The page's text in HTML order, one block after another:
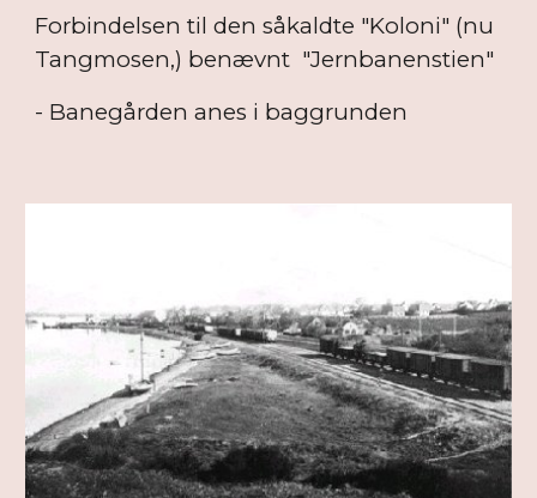
Forbindelsen til den såkaldte "Koloni" (nu
Tangmosen,) benævnt "Jernbanenstien"
- Banegården anes i baggrunden